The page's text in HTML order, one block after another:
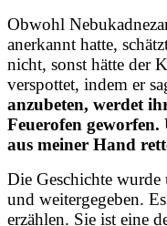
Obwohl
anerkannt hatte,
nicht, sonst hätte der
verspottet, indem er
anzubeten, werdet
Feuerofen
aus meiner Hand
Die Geschichte
und weitergegeben.
erzählen. Sie ist eine